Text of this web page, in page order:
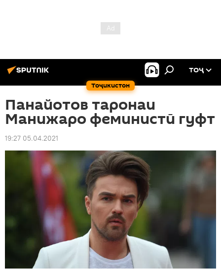
Тоҷикистон
ТОҶ
Панайотов таронаи
Манижаро феминистӣ гуфт
19:27 05.04.2021